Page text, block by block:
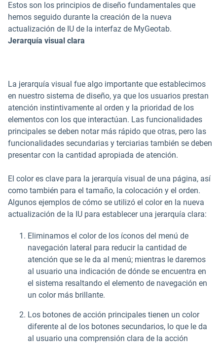
Estos son los principios de diseño fundamentales que
hemos seguido durante la creación de la nueva
actualización de IU de la interfaz de MyGeotab.
Jerarquía visual clara
La jerarquía visual fue algo importante que establecimos
en nuestro sistema de diseño, ya que los usuarios prestan
atención instintivamente al orden y la prioridad de los
elementos con los que interactúan. Las funcionalidades
principales se deben notar más rápido que otras, pero las
funcionalidades secundarias y terciarias también se deben
presentar con la cantidad apropiada de atención.
El color es clave para la jerarquía visual de una página, así
como también para el tamaño, la colocación y el orden.
Algunos ejemplos de cómo se utilizó el color en la nueva
actualización de la IU para establecer una jerarquía clara:
Eliminamos el color de los íconos del menú de
navegación lateral para reducir la cantidad de
atención que se le da al menú; mientras le daremos
al usuario una indicación de dónde se encuentra en
el sistema resaltando el elemento de navegación en
un color más brillante.
Los botones de acción principales tienen un color
diferente al de los botones secundarios, lo que le da
al usuario una comprensión clara de la acción